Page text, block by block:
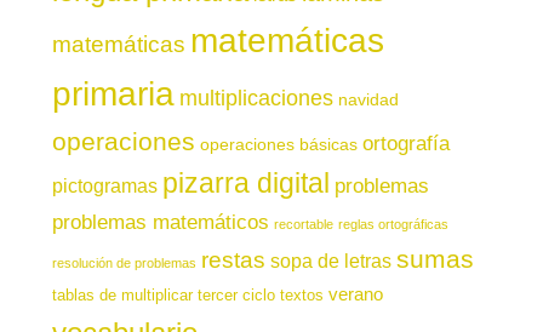
matemáticas matemáticas
primaria multiplicaciones navidad
operaciones operaciones básicas ortografía
pictogramas pizarra digital problemas
problemas matemáticos recortable reglas ortográficas
resolución de problemas restas sopa de letras sumas
tablas de multiplicar tercer ciclo textos verano